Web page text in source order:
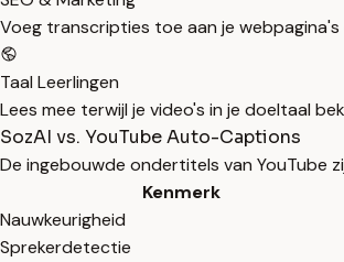
Voeg transcripties toe aan je
Taal Leerlingen
Lees mee terwijl je video's in je doeltaal
SozAI vs. YouTube Auto-Captions
De ingebouwde ondertitels van YouTube
Kenmerk
Nauwkeurigheid
Sprekerdetectie